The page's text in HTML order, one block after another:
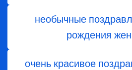
необычные
рождения
очень красивое